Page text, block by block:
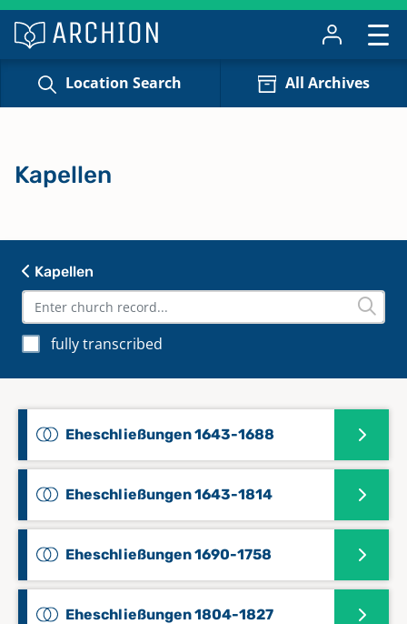
Location Search All Archives
Kapellen
fully transcribed
Eheschließungen 1643-1688
Eheschließungen 1643-1814
Eheschließungen 1690-1758
Eheschließungen 1804-1827
Kapellen